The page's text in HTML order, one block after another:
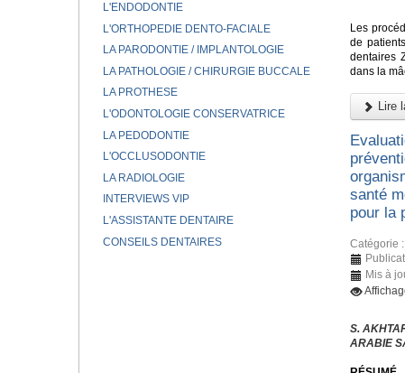
Les
de
dentaires
dans la
Lire
santé
pour la
Catégorie :
Mis à
S.
ARABIE
L'ENDODONTIE
L'ORTHOPEDIE DENTO-FACIALE
LA PARODONTIE / IMPLANTOLOGIE
LA PATHOLOGIE / CHIRURGIE BUCCALE
LA PROTHESE
L'ODONTOLOGIE CONSERVATRICE
LA PEDODONTIE
L'OCCLUSODONTIE
LA RADIOLOGIE
INTERVIEWS VIP
L'ASSISTANTE DENTAIRE
CONSEILS DENTAIRES